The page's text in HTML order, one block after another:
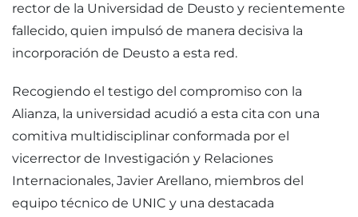
rector de la Universidad de Deusto y recientemente
fallecido, quien impulsó de manera decisiva la
incorporación de Deusto a esta red.
Recogiendo el testigo del compromiso con la
Alianza, la universidad acudió a esta cita con una
comitiva multidisciplinar conformada por el
vicerrector de Investigación y Relaciones
Internacionales, Javier Arellano, miembros del
equipo técnico de UNIC y una destacada